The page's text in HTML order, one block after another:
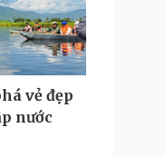
vẻ đẹp
nước